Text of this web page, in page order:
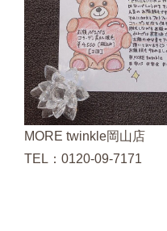
MORE twinkle岡山店
TEL：0120-09-7171